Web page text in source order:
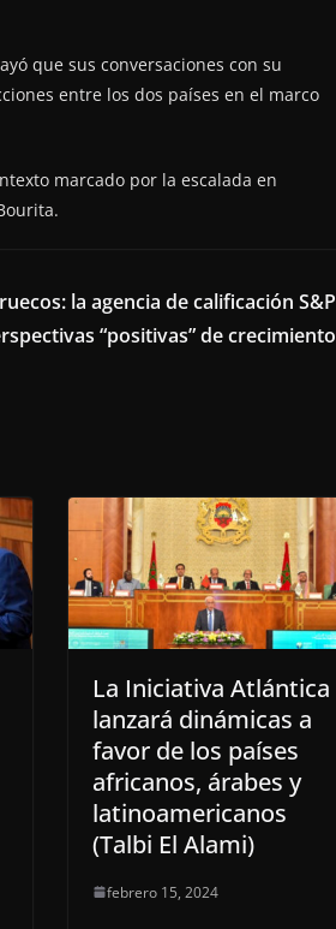
que sus conversaciones con su
entre los dos países en el marco
marcado por la escalada en
la agencia de calificación S&P
“positivas” de crecimiento
La Iniciativa Atlántica
lanzará dinámicas a
favor de los países
africanos, árabes y
latinoamericanos
(Talbi El Alami)
febrero 15, 2024